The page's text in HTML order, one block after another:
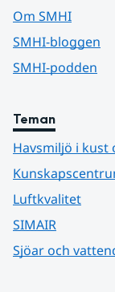
Om SMHI
SMHI-bloggen
SMHI-podden
Teman
Havsmiljö i kust
Luftkvalitet
SIMAIR
Sjöar och